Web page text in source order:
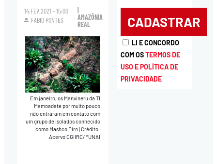
14.FEV.2021 - 15:00
FABIO PONTES
AMAZÔNIA
REAL
Em janeiro, os Manxineru da TI
Mamoadate por muito pouco
não entraram em contato com
um grupo de isolados conhecido
como Mashco Piro|Crédito:
Acervo CGIIRC/FUNAI
LI E CONCORDO
COM OSTERMOS DE
USO E POLÍTICA DE
PRIVACIDADE